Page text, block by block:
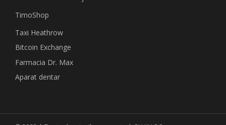
TimoShop
Taxi Heathrow
Bitcoin Exchange
Farmacia Dr. Max
Aparat dentar